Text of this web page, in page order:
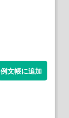
例文帳に追加